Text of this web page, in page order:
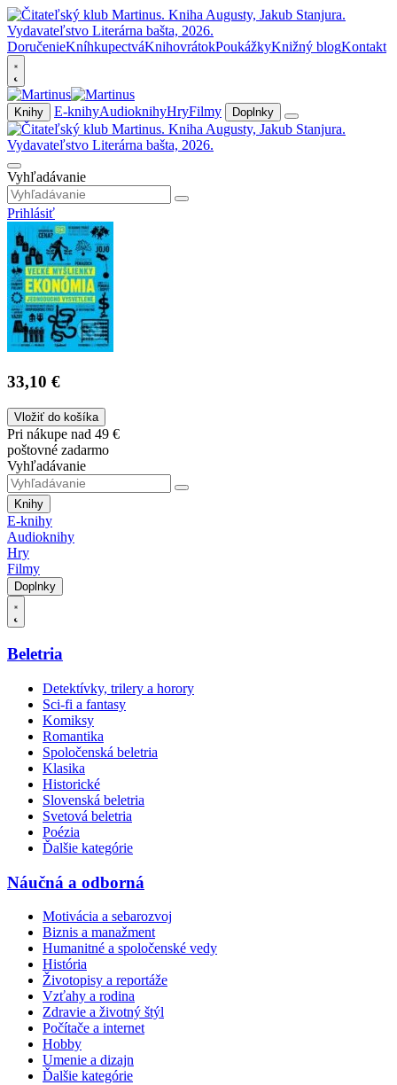
DoručenieKníhkupectváKnihovrátokPoukážkyKnižný blogKontakt
Knihy E-knihyAudioknihyHryFilmy Doplnky
Vyhľadávanie
Prihlásiť
33,10 €
Vložiť do košíka
Pri nákupe nad 49 €
poštovné zadarmo
Vyhľadávanie
Knihy
E-knihy
Audioknihy
Hry
Filmy
Doplnky
Beletria
Detektívky, trilery a horory
Sci-fi a fantasy
Komiksy
Romantika
Spoločenská beletria
Klasika
Historické
Slovenská beletria
Svetová beletria
Poézia
Ďalšie kategórie
Náučná a odborná
Motivácia a sebarozvoj
Biznis a manažment
Humanitné a spoločenské vedy
História
Životopisy a reportáže
Vzťahy a rodina
Zdravie a životný štýl
Počítače a internet
Hobby
Umenie a dizajn
Ďalšie kategórie